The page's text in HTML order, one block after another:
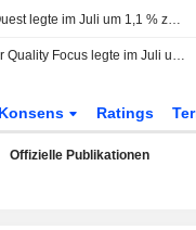
Origo Quest legte im Juli um 1,1 % zu - schloss Short-Position in Balco
Kavaljer Quality Focus legte im Juli um 4,1 % zu - starke Berichtssaison und höhere Akquisitionsaktivität
Konsens Ratings
Offizielle Publikationen